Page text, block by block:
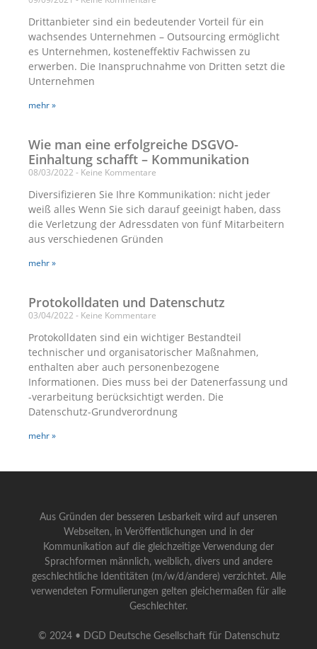
Drittanbieter sind ein bedeutender Vorteil für ein
wachsendes Unternehmen – Outsourcing ermöglicht
es Unternehmen, kosteneffektiv Fachwissen zu
erwerben. Die Inanspruchnahme von Dritten setzt die
Unternehmen
mehr »
Wie man eine erfolgreiche DSGVO-
Einhaltung schafft – Kommunikation
08/03/2022 Keine Kommentare
Diversifizieren Sie Ihre Kommunikation: nicht jeder
weiß alles Wenn Sie sich darauf geeinigt haben, dass
die Verletzung der Adressdaten von fünf Mitarbeitern
aus verschiedenen Gründen
mehr »
Protokolldaten und Datenschutz
03/04/2022 Keine Kommentare
Protokolldaten sind ein wichtiger Bestandteil
technischer und organisatorischer Maßnahmen,
enthalten aber auch personenbezogene
Informationen. Dies muss bei der Datenerfassung und
-verarbeitung berücksichtigt werden. Die
Datenschutz-Grundverordnung
mehr »
Aus Gründen der besseren Lesbarkeit wird auf unseren
Webseiten, in Veröffentlichungen und in der
Kommunikation auf die gleichzeitige Verwendung der
Sprachformen männlich, weiblich, divers und andere
geschlechtliche Identitäten (m/w/d/andere) verzichtet. Alle
verwendeten Formulierungen gelten gleichermaßen für alle
Geschlechter.
© 2024 • DGD Deutsche Gesellschaft für Datenschutz